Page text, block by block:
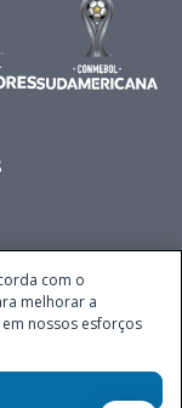
0001-84), com
andar, Itaim Bibi, no
133, Brasil - empresa
conforme Portaria nº
com o
melhorar a
nossos esforços